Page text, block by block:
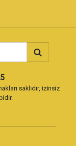
saklıdır, izinsiz